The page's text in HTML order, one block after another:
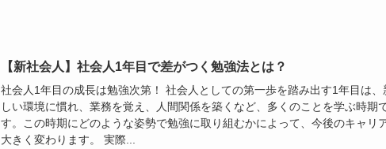
【新社会人】社会人1年目で差がつく勉強法とは？
社会人1年目の成長は勉強次第！ 社会人としての第一歩を踏み出す1年目は、
しい環境に慣れ、業務を覚え、人間関係を築くなど、多くのことを学ぶ時期
す。この時期にどのような姿勢で勉強に取り組むかによって、今後のキャリ
大きく変わります。 実際...